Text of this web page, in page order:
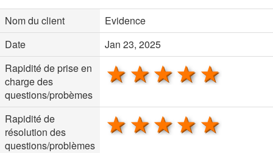
Nom du client
Evidence
Date
Jan 23, 2025
Rapidité de prise en
charge des
questions/probèmes
4 stars
3 stars
2 stars
1 star
Rapidité de
résolution des
questions/problèmes
4 stars
3 stars
2 stars
1 star